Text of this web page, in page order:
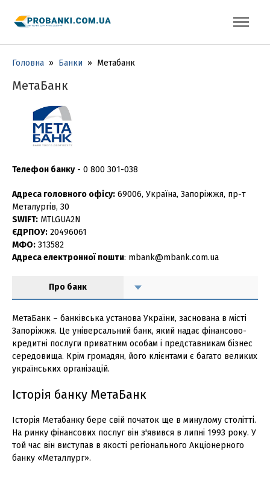
Головна » Банки » Метабанк
МетаБанк
Телефон банку- 0 800 301-038
Адреса головного офісу: 69006, Україна, Запоріжжя, пр-т
Металургів, 30
SWIFT: MTLGUA2N
ЄДРПОУ: 20496061
МФО: 313582
Адреса електронної пошти: mbank@mbank.com.ua
Про банк
МетаБанк – банківська установа України, заснована в місті
Запоріжжя. Це універсальний банк, який надає фінансово-
кредитні послуги приватним особам і представникам бізнес
середовища. Крім громадян, його клієнтами є багато великих
українських організацій.
Історія банку МетаБанк
Історія Метабанку бере свій початок ще в минулому столітті.
На ринку фінансових послуг він з'явився в липні 1993 року. У
той час він виступав в якості регіонального Акціонерного
банку «Металлург».